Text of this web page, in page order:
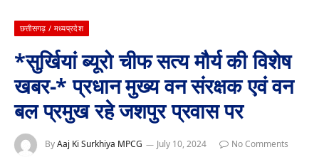
छत्तीसगढ़ / मध्यप्रदेश
*सुर्खियां ब्यूरो चीफ सत्य मौर्य की विशेष
खबर-* प्रधान मुख्य वन संरक्षक एवं वन
बल प्रमुख रहे जशपुर प्रवास पर
ByAaj Ki Surkhiya MPCG July 10, 2024
No Comments